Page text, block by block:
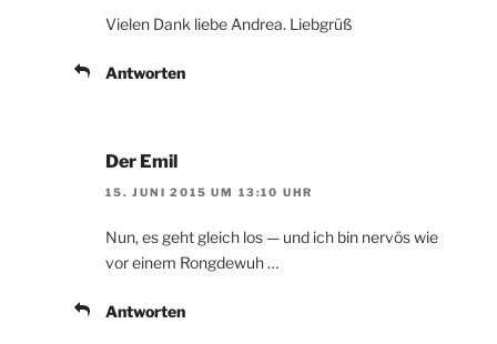
Vielen Dank liebe Andrea. Liebgrüß
Antworten
Der Emil
15. JUNI 2015 UM 13:10 UHR
Nun, es geht gleich los — und ich bin nervös wie
vor einem Rongdewuh …
Antworten